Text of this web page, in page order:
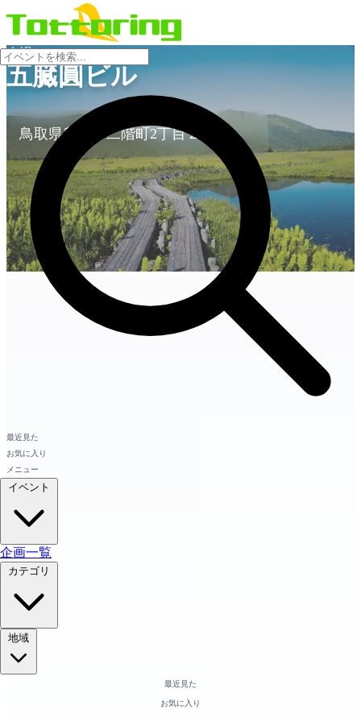
最近見た
お気に入り
メニュー
企画一覧
最近見た
お気に入り
no-image
会場
五臓圓ビル
鳥取県鳥取市二階町2丁目２０７